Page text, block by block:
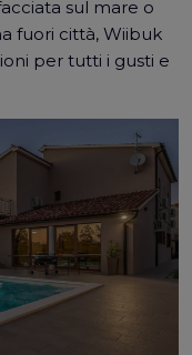
sul mare o
fuori città, Wiibuk
per tutti i gusti e